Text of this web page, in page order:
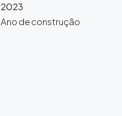
2023
Ano de construção